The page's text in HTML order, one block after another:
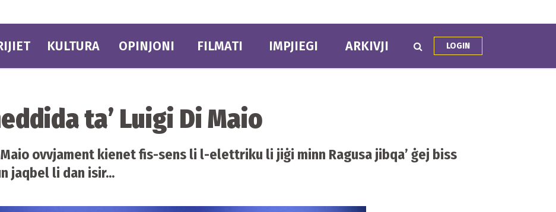
KULTURA OPINJONI FILMATI IMPJIEGI ARKIVJI LOGIN
ta’ Luigi Di Maio
ovvjament kienet fis-sens li l-elettriku li jiġi minn Ragusa jibqa’ ġej biss
jaqbel li dan isir...